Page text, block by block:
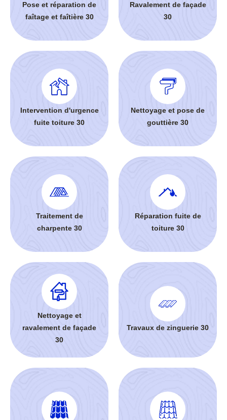
Pose et réparation de
faîtage et faîtière 30
Ravalement de façade
30
Intervention d'urgence
fuite toiture 30
Nettoyage et pose de
gouttière 30
Traitement de
charpente 30
Réparation fuite de
toiture 30
Nettoyage et
ravalement de façade
30
Travaux de zinguerie 30